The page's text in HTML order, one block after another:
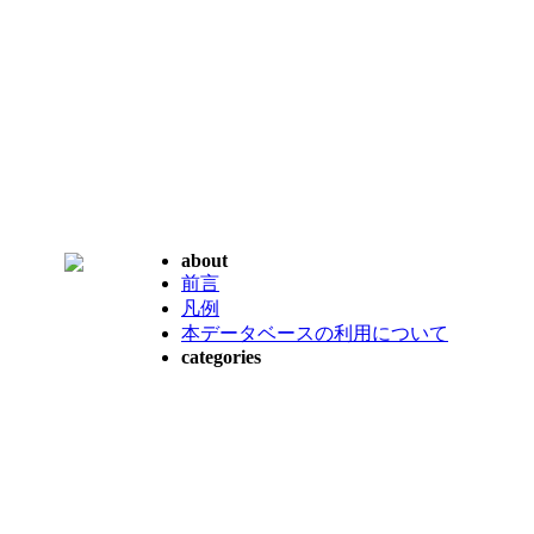
about
前言
凡例
本データベースの利用について
categories